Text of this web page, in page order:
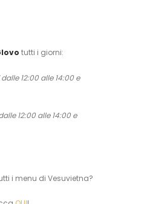
tutti i giorni:
dalle 12:00 alle 14:00 e
12:00 alle 14:00 e
i menu di Vesuvietna?